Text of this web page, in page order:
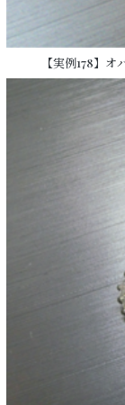
【実例178】